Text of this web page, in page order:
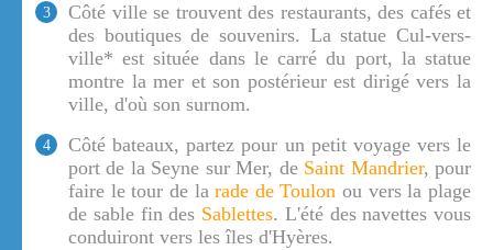
3
Côté ville se trouvent des restaurants, des cafés et
des boutiques de souvenirs. La statue Cul-vers-
ville* est située dans le carré du port, la statue
montre la mer et son postérieur est dirigé vers la
ville, d'où son surnom.
4
Côté bateaux, partez pour un petit voyage vers le
port de la Seyne sur Mer, de Saint Mandrier, pour
faire le tour de larade de Toulon ou vers la plage
de sable fin des Sablettes. L'été des navettes vous
conduiront vers les îles d'Hyères.